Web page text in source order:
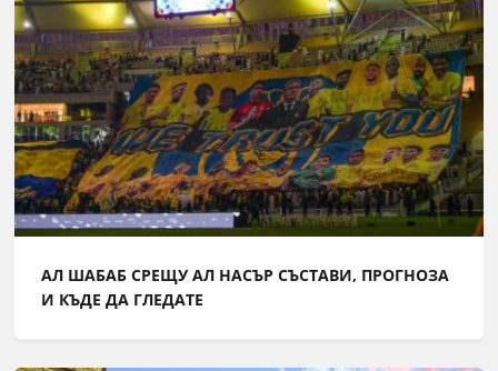
АЛ ШАБАБ СРЕЩУ АЛ НАСЪР СЪСТАВИ, ПРОГНОЗА
И КЪДЕ ДА ГЛЕДАТЕ